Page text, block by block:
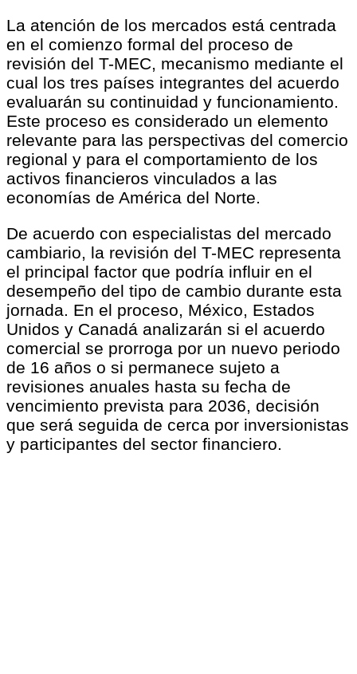
La atención de los mercados está centrada
en el comienzo formal del proceso de
revisión del T-MEC, mecanismo mediante el
cual los tres países integrantes del acuerdo
evaluarán su continuidad y funcionamiento.
Este proceso es considerado un elemento
relevante para las perspectivas del comercio
regional y para el comportamiento de los
activos financieros vinculados a las
economías de América del Norte.
De acuerdo con especialistas del mercado
cambiario, la revisión del T-MEC representa
el principal factor que podría influir en el
desempeño del tipo de cambio durante esta
jornada. En el proceso, México, Estados
Unidos y Canadá analizarán si el acuerdo
comercial se prorroga por un nuevo periodo
de 16 años o si permanece sujeto a
revisiones anuales hasta su fecha de
vencimiento prevista para 2036, decisión
que será seguida de cerca por inversionistas
y participantes del sector financiero.